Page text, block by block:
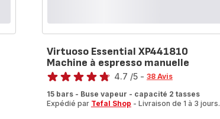
Virtuoso Essential XP441810
Machine à espresso manuelle
Note
4.7 /5 - 38 Avis
15 bars - Buse vapeur - capacité 2 tasses
Expédié par Tefal Shop - Livraison de 1 à 3 jours.